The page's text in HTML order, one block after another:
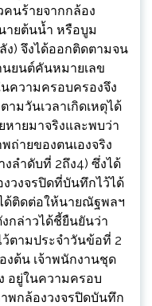
นร้ายจากกล้อง
ายต้นน้ำ หรือบูม
) จึงได้ออกติดตามจน
ยนต์คันหมายเลข
นความครอบครองจึง
มวันเวลาเกิดเหตุได้
หายมาจริงและพบว่า
ถ่ายของตนเองจริง
งลำดับที่ 2ถึง4) ซึ่งได้
วงจรปิดที่บันทึกไว้ได้
ด้ติดต่อให้นายณัฐพลฯ
กล่าวได้ชี้ยืนยันว่า
ว้ตามประจำวันข้อที่ 2
งต้น เจ้าพนักงานชุด
อยู่ในความครอบ
พกล้องวงจรปิดบันทึก